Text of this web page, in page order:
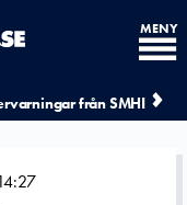
från SMHI
MENY